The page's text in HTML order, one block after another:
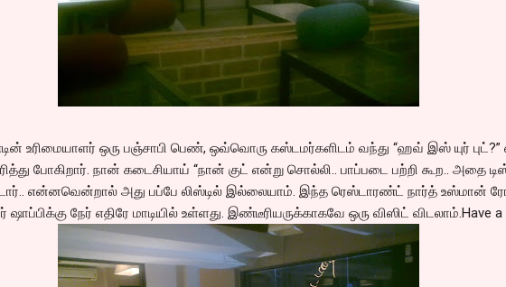
உரிமையாளர் ஒரு பஞ்சாபி பெண், ஒவ்வொரு கஸ்டமர்களிடம் வந்து “ஹவ் இஸ் யுர் புட்?”
போகிறார். நான் கடைசியாய் “நான் குட் என்று சொல்லி.. பாப்படை பற்றி கூற.. அதை
என்னவென்றால் அது பப்பே லிஸ்டில் இல்லையாம். இந்த ரெஸ்டாரண்ட் நார்த் உஸ்மான்
ஷாப்பிக்கு நேர் எதிரே மாடியில் உள்ளது. இண்டீரியருக்காகவே ஒரு விஸிட் விடலாம்.Have a